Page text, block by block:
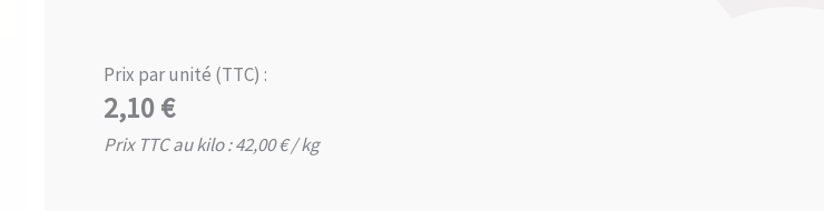
Prix par unité (TTC) :
2,10€
Prix TTC au kilo :42,00€/ kg